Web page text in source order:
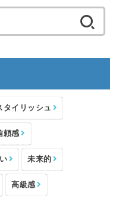
タイリッシュ
頼感
未来的
高級感